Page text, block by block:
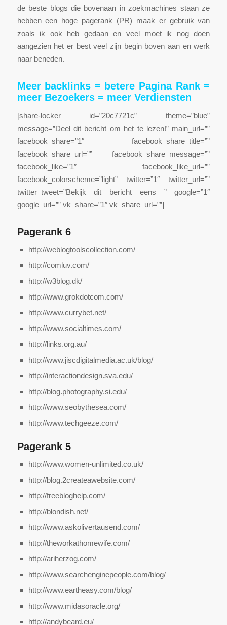
de beste blogs die bovenaan in zoekmachines staan ze
hebben een hoge pagerank (PR) maak er gebruik van
zoals ik ook heb gedaan en veel moet ik nog doen
aangezien het er best veel zijn begin boven aan en werk
naar beneden.
Meer backlinks = betere Pagina Rank =
meer Bezoekers = meer Verdiensten
[share-locker id=”20c7721c” theme=”blue”
message=”Deel dit bericht om het te lezen!” main_url=””
facebook_share=”1″ facebook_share_title=””
facebook_share_url=”” facebook_share_message=””
facebook_like=”1″ facebook_like_url=””
facebook_colorscheme=”light” twitter=”1″ twitter_url=””
twitter_tweet=”Bekijk dit bericht eens ” google=”1″
google_url=”” vk_share=”1″ vk_share_url=””]
Pagerank 6
http://weblogtoolscollection.com/
http://comluv.com/
http://w3blog.dk/
http://www.grokdotcom.com/
http://www.currybet.net/
http://www.socialtimes.com/
http://links.org.au/
http://www.jiscdigitalmedia.ac.uk/blog/
http://interactiondesign.sva.edu/
http://blog.photography.si.edu/
http://www.seobythesea.com/
http://www.techgeeze.com/
Pagerank 5
http://www.women-unlimited.co.uk/
http://blog.2createawebsite.com/
http://freebloghelp.com/
http://blondish.net/
http://www.askolivertausend.com/
http://theworkathomewife.com/
http://ariherzog.com/
http://www.searchenginepeople.com/blog/
http://www.eartheasy.com/blog/
http://www.midasoracle.org/
http://andybeard.eu/